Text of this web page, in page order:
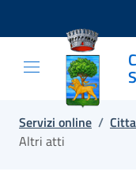
Salta e vai al
Salta e vai al
Servizi online /
Altri atti